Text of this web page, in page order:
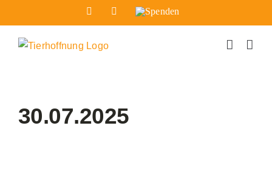
Inhalt
springen
FacebookInstagram
Spenden
30.07.2025